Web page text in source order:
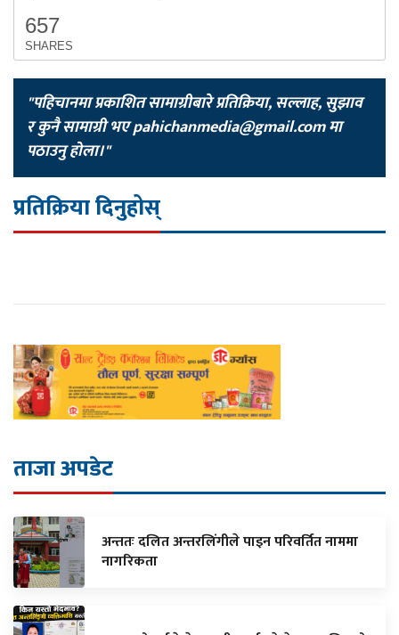
657
SHARES
"पहिचानमा प्रकाशित सामाग्रीबारे प्रतिक्रिया, सल्लाह, सुझाव
र कुनै सामाग्री भएpahichanmedia@gmail.comमा
पठाउनु होला।"
प्रतिक्रिया दिनुहोस्
ताजा अपडेट
अन्ततः दलित अन्तरलिंगीले पाइन परिवर्तित नाममा
नागरिकता